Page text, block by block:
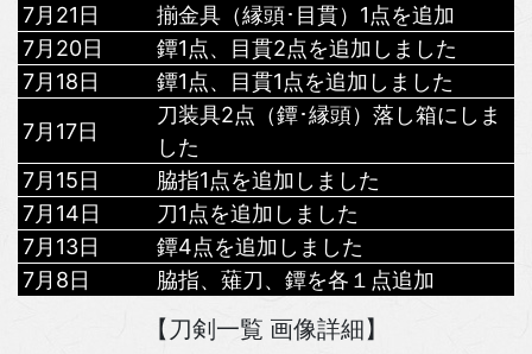
7月21日
揃金具（縁頭･目貫）1点を追加
7月20日
鐔1点、目貫2点を追加しました
7月18日
鐔1点、目貫1点を追加しました
7月17日
刀装具2点（鐔･縁頭）落し箱にしま
した
7月15日
脇指1点を追加しました
7月14日
刀1点を追加しました
7月13日
鐔4点を追加しました
7月8日
脇指、薙刀、鐔を各１点追加
【刀剣一覧 画像詳細】